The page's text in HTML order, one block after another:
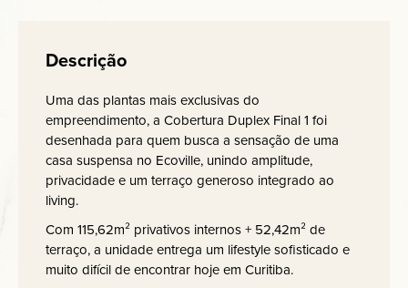
Descrição
Uma das plantas mais exclusivas do
empreendimento, a Cobertura Duplex Final 1 foi
desenhada para quem busca a sensação de uma
casa suspensa no Ecoville, unindo amplitude,
privacidade e um terraço generoso integrado ao
living.
Com 115,62m² privativos internos + 52,42m² de
terraço, a unidade entrega um lifestyle sofisticado e
muito difícil de encontrar hoje em Curitiba.